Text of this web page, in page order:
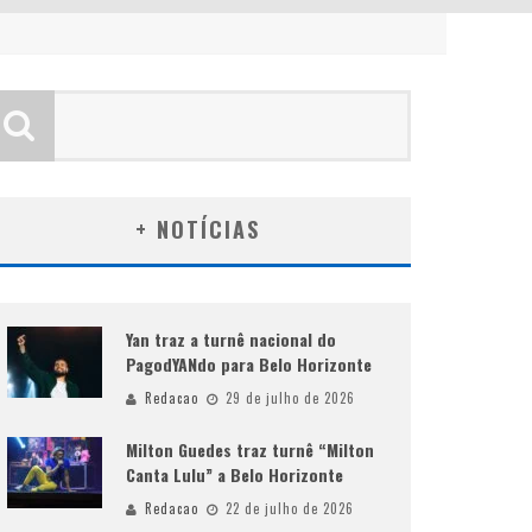
+ NOTÍCIAS
Yan traz a turnê nacional do
PagodYANdo para Belo Horizonte
Redacao 29 de julho de 2026
Milton Guedes traz turnê “Milton
Canta Lulu” a Belo Horizonte
Redacao 22 de julho de 2026